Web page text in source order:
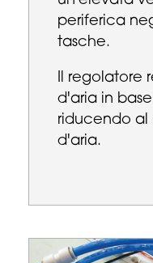
periferica
tasche.
Il regolatore
d'aria in
riducendo al
d'aria.